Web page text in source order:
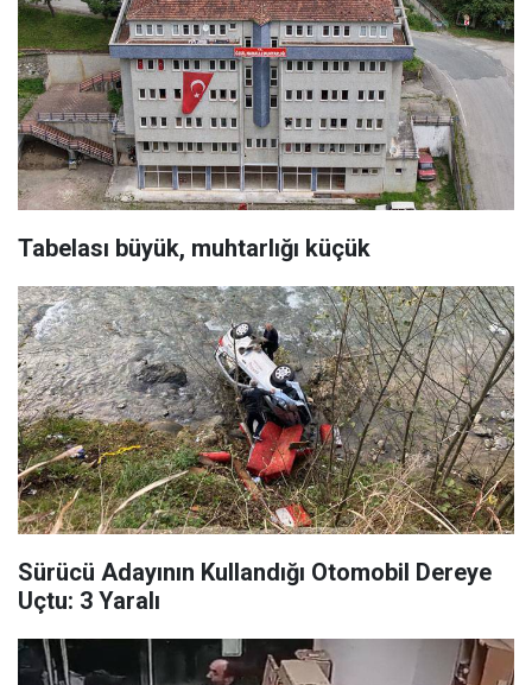
Tabelası büyük, muhtarlığı küçük
Sürücü Adayının Kullandığı Otomobil Dereye
Uçtu: 3 Yaralı